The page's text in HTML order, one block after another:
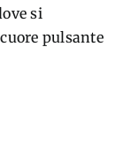
si
pulsante